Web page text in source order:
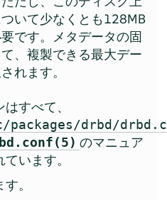
いて少なくとも128MB
です。メタデータの固
、複製できる最大デー
れます。
すべて、
packages/drbd/
のマニュア
います。
。